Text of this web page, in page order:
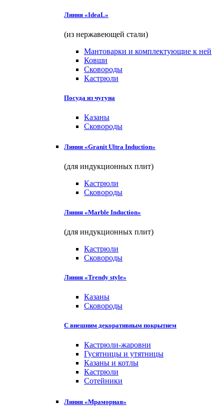
Линия «IdeaL»
(из нержавеющей стали)
Мантоварки и комплектующие к ней
Ковши
Сковороды
Кастрюли
Посуда из чугуна
Казаны
Сковороды
Линия «Granit Ultra Induction»
(для индукционных плит)
Кастрюли
Сковороды
Линия «Marble Induction»
(для индукционных плит)
Кастрюли
Сковороды
Линия «Trendy style»
Казаны
Сковороды
С внешним декоративным покрытием
Кастрюли-жаровни
Гусятницы и утятницы
Казаны и котлы
Кастрюли
Сотейники
Линия «Мраморная»